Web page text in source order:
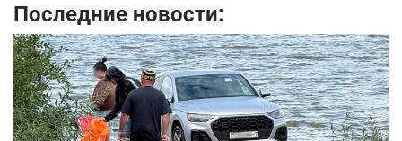
Последние новости: